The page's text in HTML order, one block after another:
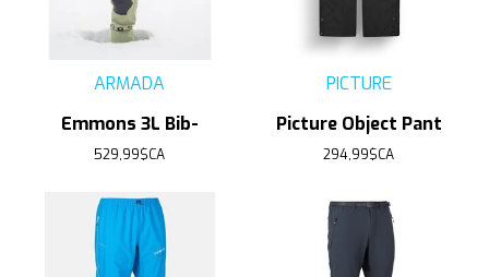
ARMADA
Emmons 3L Bib-
529,99$CA
PICTURE
Picture Object Pant
294,99$CA